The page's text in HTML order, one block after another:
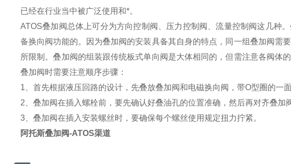
已经在行业当中被广泛使用和*。
ATOS叠加阀总体上可分为方向控制阀、压力控制阀、流量控制阀这几种
备换向阀功能的。因为叠加阀的安装具备其自身的特点，同一组叠加阀需
所限制。叠加阀的组装跟传统板式单向阀是大体相同的，但需注意各阀体
叠加阀时需要注意顺序步骤：
1、首先根据液压回路的设计，先叠放叠加阀和电磁换向阀，带O型圈的一面
2、叠加阀在插入螺栓前，要先确认好叠油孔的位置准确，然后再对齐叠加
3、叠加阀在插入安装螺丝时，要确保每个螺丝使用规定扭力拧紧。
阿托斯叠加阀-ATOS渠道